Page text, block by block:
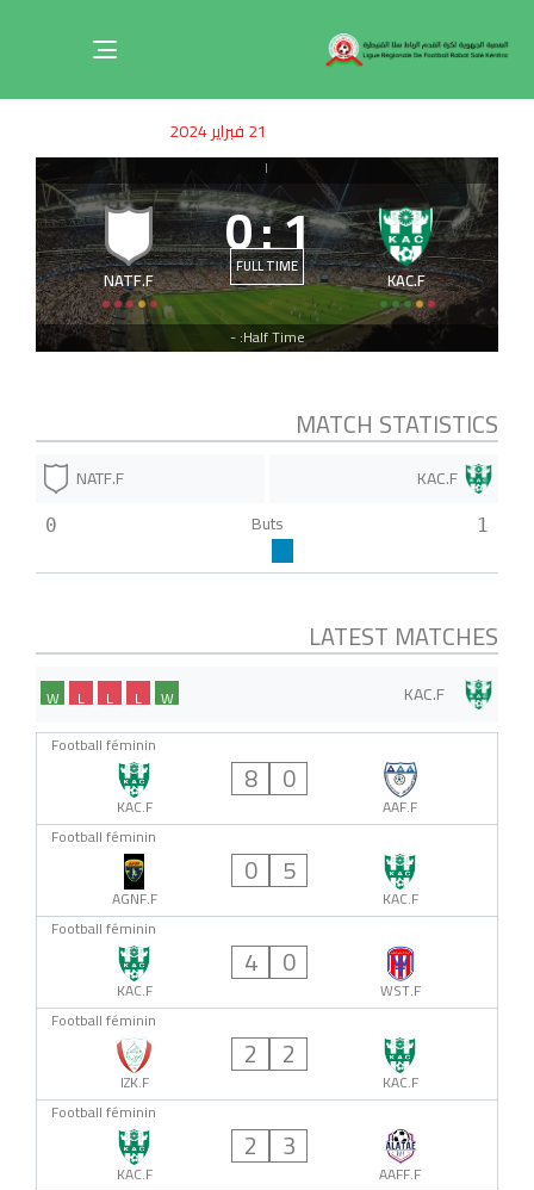
Toggle
IN:on:
21 فبراير 2024
|
KAC.F
1
:
0FULL TIME
NATF.F
Half Time: -
MATCH STATISTICS
KAC.F
NATF.F
1
Buts
0
LATEST MATCHES
KAC.F
W
L
L
L
W
Football féminin
KAC.F
8 0
AAF.F
Football féminin
AGNF.F
0 5
KAC.F
Football féminin
KAC.F
4 0
WST.F
Football féminin
IZK.F
2 2
KAC.F
Football féminin
KAC.F
2 3
AAFF.F